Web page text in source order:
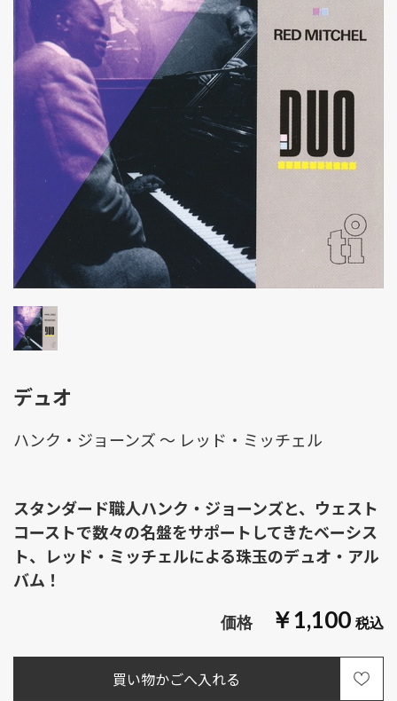
デュオ
￥1,100
ハンク・ジョーンズ ～ レッド・ミッチェル
スタンダード職人ハンク・ジョーンズと、ウェスト
コーストで数々の名盤をサポートしてきたベーシス
ト、レッド・ミッチェルによる珠玉のデュオ・アル
バム！